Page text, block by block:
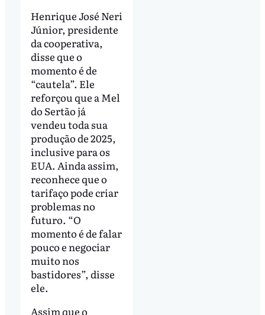
Henrique José Neri
Júnior, presidente
da cooperativa,
disse que o
momento é de
“cautela”. Ele
reforçou que a Mel
do Sertão já
vendeu toda sua
produção de 2025,
inclusive para os
EUA. Ainda assim,
reconhece que o
tarifaço pode criar
problemas no
futuro. “O
momento é de falar
pouco e negociar
muito nos
bastidores”, disse
ele.
Assim que o